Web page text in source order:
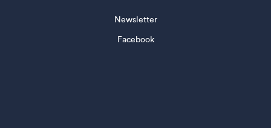
Newsletter
Facebook